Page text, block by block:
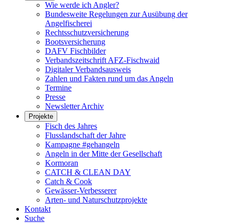
Wie werde ich Angler?
Bundesweite Regelungen zur Ausübung der
Angelfischerei
Rechtsschutzversicherung
Bootsversicherung
DAFV Fischbilder
Verbandszeitschrift AFZ-Fischwaid
Digitaler Verbandsausweis
Zahlen und Fakten rund um das Angeln
Termine
Presse
Newsletter Archiv
Projekte
Fisch des Jahres
Flusslandschaft der Jahre
Kampagne #gehangeln
Angeln in der Mitte der Gesellschaft
Kormoran
CATCH & CLEAN DAY
Catch & Cook
Gewässer-Verbesserer
Arten- und Naturschutzprojekte
Kontakt
Suche